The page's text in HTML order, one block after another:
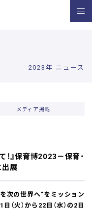
2023年 ニュース
メディア掲載
』保育博2023－保育・
展
次の世界へ”をミッション
火）から22日（水）の2日